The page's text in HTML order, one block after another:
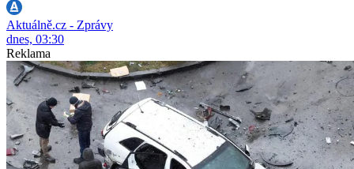
Aktuálně.cz - Zprávy
dnes, 03:30
Reklama